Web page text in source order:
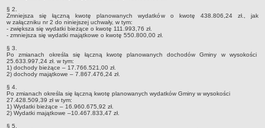
Rozkłady jazdy autobusów
Wodociągi - ocena jakości wody
Ogłoszenia o konkursach
URZĄD MIEJSKI
Burmistrz Lubniewic
Zastępca Burmistrza Lubniewic
§ 2.
Zmniejsza się łączną kwotę planowanych wydatków o kwotę 438.806,24 zł., jak
w załączniku nr 2 do niniejszej uchwały, w tym:
- zwiększa się wydatki bieżące o kwotę 111.993,76 zł.
- zmniejsza się wydatki majątkowe o kwotę 550.800,00 zł.
§ 3.
Po zmianach określa się łączną kwotę planowanych dochodów Gminy w wysokości
25.633.997,24 zł. w tym:
1) dochody bieżące – 17.766.521,00 zł.
2) dochody majątkowe – 7.867.476,24 zł.
§ 4.
Po zmianach określa się łączną kwotę planowanych wydatków Gminy w wysokości
27.428.509,39 zł w tym:
1) Wydatki bieżące – 16.960.675,92 zł.
2) Wydatki majątkowe –10.467.833,47 zł.
§ 5.